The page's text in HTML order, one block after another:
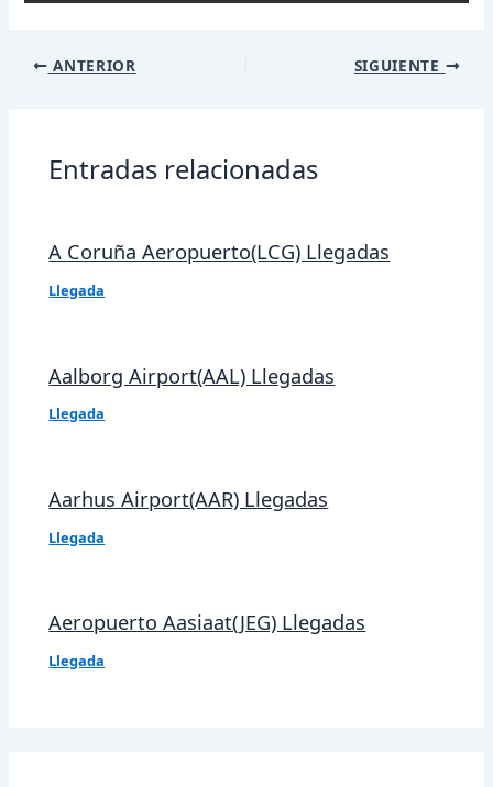
Navegación
ANTERIOR SIGUIENTE
Entradas relacionadas
A Coruña Aeropuerto(LCG) Llegadas
Llegada
Aalborg Airport(AAL) Llegadas
Llegada
Aarhus Airport(AAR) Llegadas
Llegada
Aeropuerto Aasiaat(JEG) Llegadas
Llegada